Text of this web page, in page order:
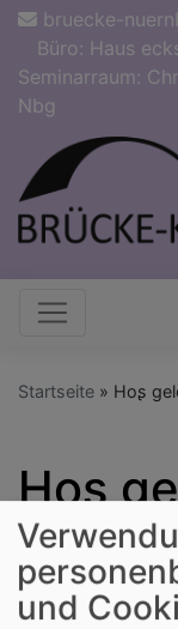
Direkt
Inhalt
bruecke-
Büro: Haus
Seminarraum:
Nbg
Startseite Hoʂ
Hoʂ
Buluṣma Merkezi
Dekanlığı`na
und